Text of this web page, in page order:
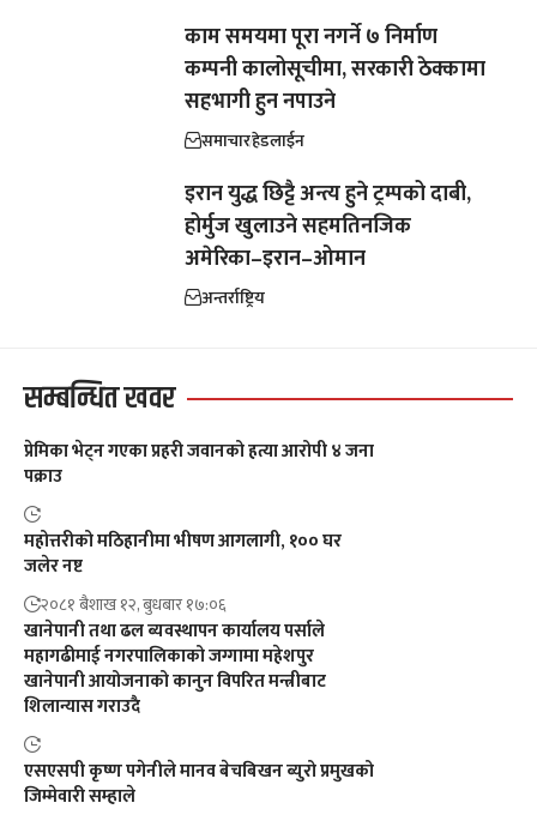
काम समयमा पूरा नगर्ने ७ निर्माण
कम्पनी कालोसूचीमा, सरकारी ठेक्कामा
सहभागी हुन नपाउने
समाचारहेडलाईन
इरान युद्ध छिट्टै अन्त्य हुने ट्रम्पको दाबी,
होर्मुज खुलाउने सहमतिनजिक
अमेरिका–इरान–ओमान
अन्तर्राष्ट्रिय
सम्बन्धित खवर
प्रेमिका भेट्न गएका प्रहरी जवानको हत्या आरोपी ४ जना
पक्राउ
महोत्तरीको मठिहानीमा भीषण आगलागी, १०० घर
जलेर नष्ट
२०८१ बैशाख १२, बुधबार १७:०६
खानेपानी तथा ढल ब्यवस्थापन कार्यालय पर्साले
महागढीमाई नगरपालिकाको जग्गामा महेशपुर
खानेपानी आयोजनाको कानुन विपरित मन्त्रीबाट
शिलान्यास गराउदै
एसएसपी कृष्ण पगेनीले मानव बेचबिखन ब्युरो प्रमुखको
जिम्मेवारी सम्हाले